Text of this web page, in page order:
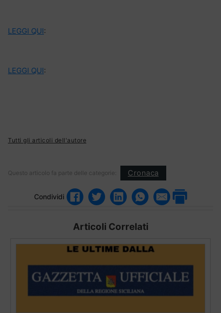
LEGGI QUI:
LEGGI QUI:
Tutti gli articoli dell'autore
Questo articolo fa parte delle categorie: Cronaca
Condividi
Articoli Correlati